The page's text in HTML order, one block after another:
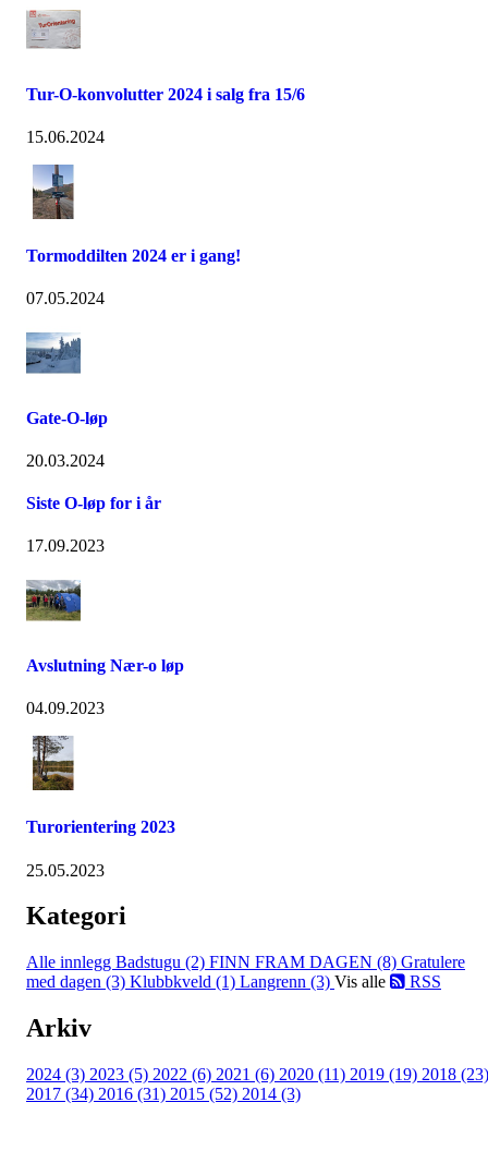
Tur-O-konvolutter 2024 i salg fra 15/6
15.06.2024
Tormoddilten 2024 er i gang!
07.05.2024
Gate-O-løp
20.03.2024
Siste O-løp for i år
17.09.2023
Avslutning Nær-o løp
04.09.2023
Turorientering 2023
25.05.2023
Kategori
Alle innlegg Badstugu (2) FINN FRAM DAGEN (8) Gratulere
med dagen (3) Klubbkveld (1) Langrenn (3) Vis alle RSS
Arkiv
2024 (3) 2023 (5) 2022 (6) 2021 (6) 2020 (11) 2019 (19) 2018 (23)
2017 (34) 2016 (31) 2015 (52) 2014 (3)